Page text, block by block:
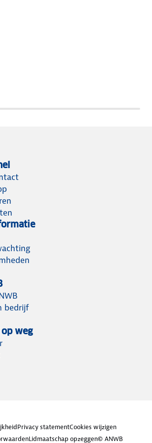
bedrijf
weg
Privacy statementCookies wijzigen
Lidmaatschap opzeggen© ANWB